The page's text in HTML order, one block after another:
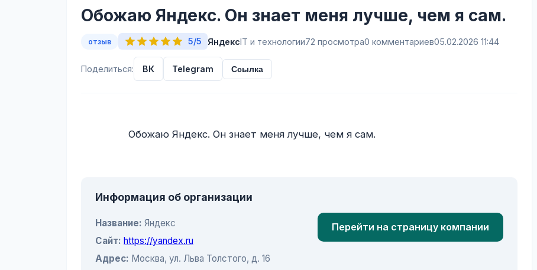
Обожаю Яндекс. Он знает меня лучше, чем я сам.
отзыв 5/5 ЯндексIT и технологии72 просмотра0 комментариев05.02.2026 11:44
Поделиться: ВК Telegram Ссылка
Информация об организации
Название: Яндекс
Сайт: https://yandex.ru
Адрес: Москва, ул. Льва Толстого, д. 16
Перейти на страницу компании